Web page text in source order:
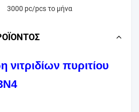
3000 pc/pcs το μήνα
νιτριδίων πυριτίου